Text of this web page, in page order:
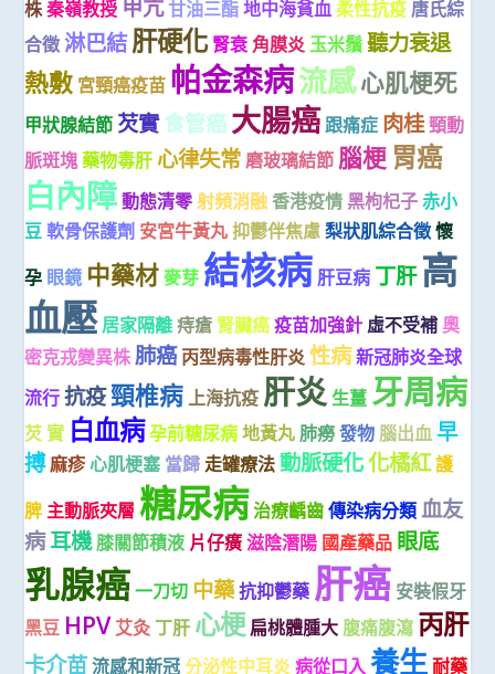
株秦嶺教授 甲亢甘油三酯 地中海貧血 柔性抗疫 唐氏綜
合徵 淋巴結肝硬化 腎衰 角膜炎 玉米鬚 聽力衰退
熱敷 宮頸癌疫苗 帕金森病流感心肌梗死
甲狀腺結節 芡實食管癌大腸癌跟痛症 肉桂頸動
脈斑塊 藥物毒肝 心律失常 磨玻璃結節 腦梗 胃癌
白內障 動態清零射頻消融 香港疫情 黑枸杞子 赤小
豆 軟骨保護劑 安宮牛黃丸 抑鬱伴焦慮 梨狀肌綜合徵懷
孕 眼鏡 中藥材 麥芽 結核病 肝豆病 丁肝 高
血壓 居家隔離 痔瘡 腎臟癌 疫苗加強針 虛不受補 奧
密克戎變異株肺癌 丙型病毒性肝炎 性病新冠肺炎全球
流行 抗疫頸椎病 上海抗疫 肝炎 生薑 牙周病
芡 實 白血病孕前糖尿病 地黃丸 肺癆 發物 腦出血 早
搏麻疹心肌梗塞 當歸 走罐療法 動脈硬化化橘紅護
脾 主動脈夾層 糖尿病治療齲齒 傳染病分類 血友
病耳機 膝關節積液 片仔癀 滋陰潛陽 國產藥品 眼底
乳腺癌 一刀切 中藥抗抑鬱藥 肝癌 安裝假牙
黑豆 HPV 艾灸 丁肝 心梗 扁桃體腫大 腹痛腹瀉 丙肝
卡介苗 流感和新冠 分泌性中耳炎 病從口入 養生 耐藥